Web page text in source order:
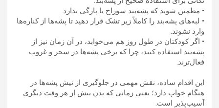
• مطمئن شوید که پشه‌بند سوراخ یا پارگی ندارد.
• لبه‌های پشه‌بند را کاملاً زیر تشک قرار دهید تا پشه‌ها از کناره‌ها
وارد نشوند.
• اگر کودکتان در طول روز هم می‌خوابد، در آن زمان نیز از
پشه‌بند استفاده کنید، چرا که برخی پشه‌ها در سحر و غروب
فعال‌ترند.
این اقدام ساده، نقش مهمی در جلوگیری از نیش پشه‌ها در
هنگام خواب دارد؛ یعنی زمانی که بدن بیش از هر وقت دیگری
آسیب‌پذیر است.